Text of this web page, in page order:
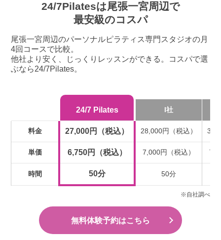
24/7Pilatesは尾張一宮周辺で
最安級のコスパ
尾張一宮周辺のパーソナルピラティス専門スタジオの月
4回コースで比較。
他社より安く、じっくりレッスンができる。コスパで選
ぶなら24/7Pilates。
24/7 Pilates I社
料金 27,000円（税込） 28,000円（税込）
単価 6,750円（税込） 7,000円（税込）
時間 50分 50分
※自社調べ
無料体験予約はこちら